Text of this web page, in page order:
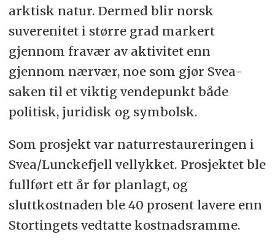
arktisk natur. Dermed blir norsk
suverenitet i større grad markert
gjennom fravær av aktivitet enn
gjennom nærvær, noe som gjør Svea-
saken til et viktig vendepunkt både
politisk, juridisk og symbolsk.
Som prosjekt var naturrestaureringen i
Svea/Lunckefjell vellykket. Prosjektet ble
fullført ett år før planlagt, og
sluttkostnaden ble 40 prosent lavere enn
Stortingets vedtatte kostnadsramme.